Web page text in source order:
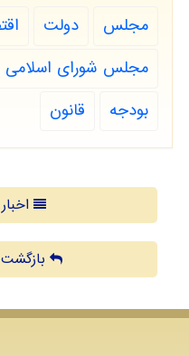
مجلس دولت
مجلس شورای اسلامی
بودجه
قانون